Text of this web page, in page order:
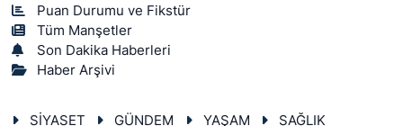
Puan Durumu ve Fikstür
Tüm Manşetler
Son Dakika Haberleri
Haber Arşivi
SİYASET GÜNDEM YAŞAM SAĞLIK